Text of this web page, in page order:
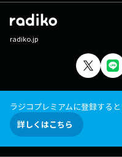
radiko.jp
ラジコプレミアムに登録する
詳しくはこちら